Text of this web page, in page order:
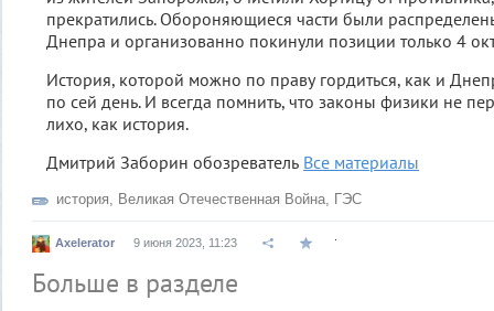
прекратились. Обороняющиеся части были
Днепра и организованно покинули позиции только 4
История, которой можно по праву гордиться, как и
по сей день. И всегда помнить, что законы физики не
лихо, как история.
Дмитрий Заборин обозреватель Все материалы
история, Великая Отечественная Война, ГЭС
Axelerator 9 июня 2023, 11:23
Больше в разделе